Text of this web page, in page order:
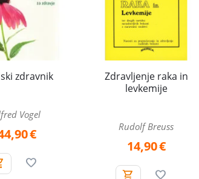
zdravnik
Vogel
€
Zdravljenje raka in
levkemije
Rudolf Breuss
14,90€